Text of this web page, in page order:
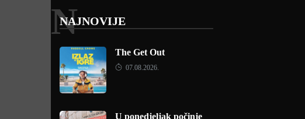
NAJNOVIJE
N
The Get Out
07.08.2026.
U ponedjeljak počinje